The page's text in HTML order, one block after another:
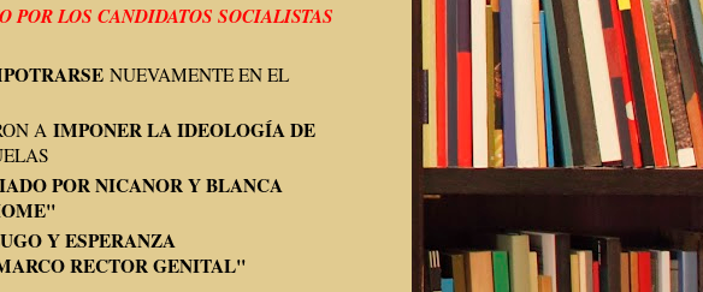
POR LOS CANDIDATOS SOCIALISTAS
NUEVAMENTE EN EL
A IMPONER LA IDEOLOGÍA DE
POR NICANOR Y BLANCA
Y ESPERANZA
RECTOR GENITAL"